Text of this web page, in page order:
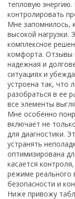
тепловую
контролировать
Мне запомнилось,
высокой нагрузки.
комплексное
комфорта. Отзывы
надежная и
ситуациях и
устроена так, что
разобраться в ее
все элементы
Мне особенно
включает не
для диагностики.
устранять
оптимизирована
касается
режиме реального
безопасности и
Ниже привожу